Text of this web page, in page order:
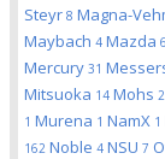
Steyr 8 Magna-
Maybach 4 Mazda
Mercury 31
Mitsuoka 14 Mohs 2
1 Murena 1 NamX 1
162 Noble 4 NSU 7